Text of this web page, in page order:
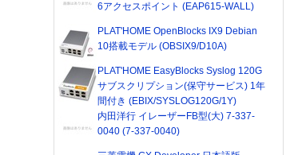
6アクセスポイント (EAP615-WALL)
PLAT'HOME OpenBlocks IX9 Debian
10搭載モデル (OBSIX9/D10A)
PLAT'HOME EasyBlocks Syslog 120G
サブスクリプション(保守サービス) 1年
間付き (EBIX/SYSLOG120G/1Y)
内田洋行 イレーザーFB型(大) 7-337-
0040 (7-337-0040)